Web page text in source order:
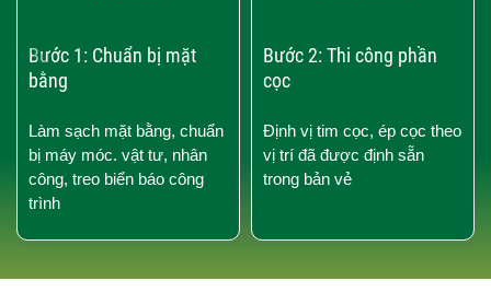
Bước 1: Chuẩn bị mặt
bằng
Làm sạch mặt bằng, chuẩn
bị máy móc. vật tư, nhân
công, treo biển báo công
trình
Bước 2: Thi công phần
cọc
Định vị tim cọc, ép cọc theo
vị trí đã được định sẵn
trong bản vẻ
›
‹